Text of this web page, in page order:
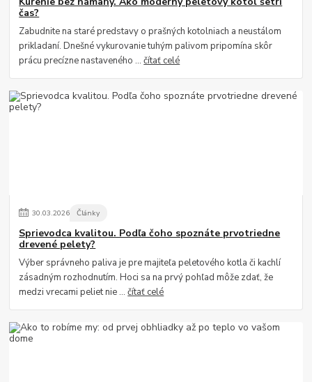
čas?
Zabudnite na staré predstavy o prašných kotolniach a neustálom
prikladaní. Dnešné vykurovanie tuhým palivom pripomína skôr
prácu precízne nastaveného ...čítať celé
30.03.2026 Články
Sprievodca kvalitou. Podľa čoho spoznáte prvotriedne
drevené pelety?
Výber správneho paliva je pre majiteľa peletového kotla či kachlí
zásadným rozhodnutím. Hoci sa na prvý pohľad môže zdať, že
medzi vrecami peliet nie ...čítať celé